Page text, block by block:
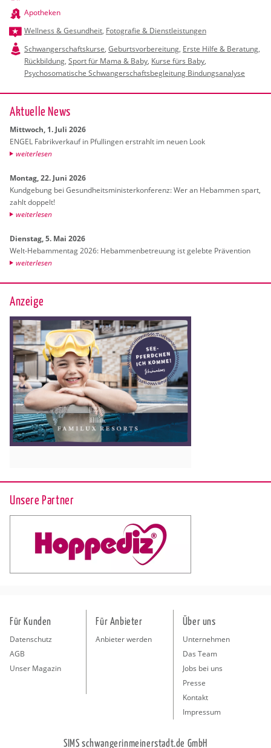
Apotheken
Wellness & Gesundheit, Fotografie & Dienstleistungen
Schwangerschaftskurse, Geburtsvorbereitung, Erste Hilfe & Beratung,
Rückbildung, Sport für Mama & Baby, Kurse fürs Baby,
Psychosomatische Schwangerschaftsbegleitung Bindungsanalyse
Ak­tu­el­le News
Mitt­woch, 1. Juli 2026
ENGEL Fa­brik­ver­kauf in Pful­lin­gen er­strahlt im neuen Look
wei­ter­le­sen
Mon­tag, 22. Juni 2026
Kund­ge­bung bei Ge­sund­heits­mi­nis­ter­kon­fe­renz: Wer an Heb­am­men spart,
zahlt dop­pelt!
wei­ter­le­sen
Diens­tag, 5. Mai 2026
Welt-Heb­am­men­tag 2026: Heb­am­men­be­treu­ung ist ge­leb­te Prä­ven­ti­on
wei­ter­le­sen
Anzeige
Unsere Partner
Für Kunden
Datenschutz
AGB
Unser Magazin
Für Anbieter
Anbieter werden
Über uns
Unternehmen
Das Team
Jobs bei uns
Presse
Kontakt
Impressum
SIMS schwangerinmeinerstadt.de GmbH